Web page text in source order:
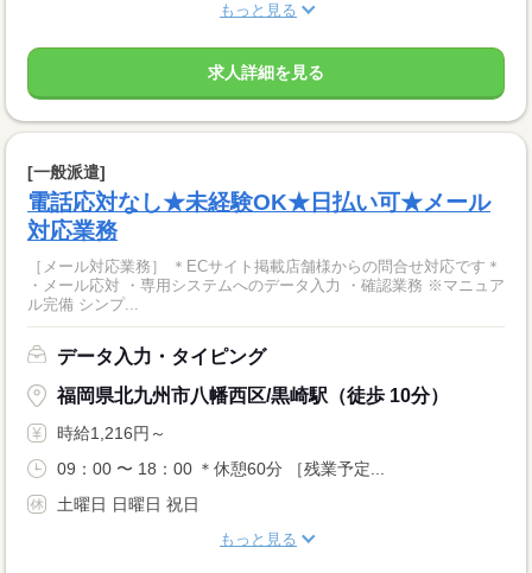
もっと見る
求人詳細を見る
[一般派遣]
電話応対なし★未経験OK★日払い可★メール
対応業務
［メール対応業務］ ＊ECサイト掲載店舗様からの問合せ対応です＊
・メール応対 ・専用システムへのデータ入力 ・確認業務 ※マニュア
ル完備 シンプ...
データ入力・タイピング
福岡県北九州市八幡西区/黒崎駅（徒歩 10分）
時給1,216円～
09：00 〜 18：00 ＊休憩60分 ［残業予定...
土曜日 日曜日 祝日
もっと見る